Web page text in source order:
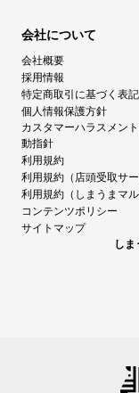
会社について
会社概要
採用情報
特定商取引に基づく表記
個人情報保護方針
カスタマーハラスメン
動指針
利用規約
利用規約（店頭受取サー
利用規約（しまうまマル
コンテンツポリシー
サイトマップ
しま